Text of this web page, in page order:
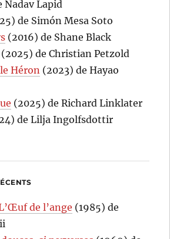
Nadav Lapid
de Simón Mesa Soto
(2016) de Shane Black
(2025) de Christian Petzold
Héron (2023) de Hayao
(2025) de Richard Linklater
de Lilja Ingolfsdottir
de l’ange (1985) de